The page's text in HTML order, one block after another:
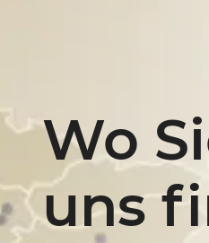
Wo
uns